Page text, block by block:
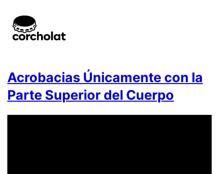
Acrobacias Únicamente con la
Parte Superior del Cuerpo